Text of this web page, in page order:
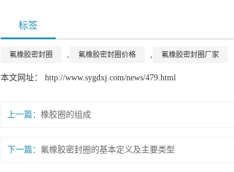
标签
氟橡胶密封圈 氟橡胶密封圈价格 氟橡胶密封圈厂家
本文网址： http://www.sygdxj.com/news/479.html
上一篇： 橡胶圈的组成
下一篇： 氟橡胶密封圈的基本定义及主要类型